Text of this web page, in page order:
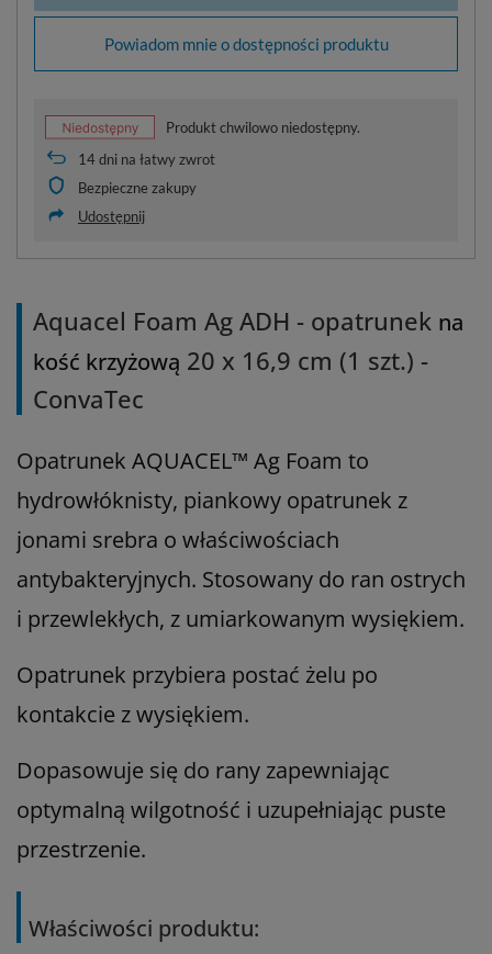
Powiadom mnie o dostępności produktu
Produkt chwilowo niedostępny.
14dni na łatwy zwrot
Bezpieczne zakupy
Udostępnij
Aquacel Foam Ag ADH - opatrunek na
kość krzyżową 20 x 16,9 cm (1 szt.) -
ConvaTec
Opatrunek AQUACEL™ Ag Foam to
hydrowłóknisty, piankowy opatrunek z
jonami srebra o właściwościach
antybakteryjnych. Stosowany do ran ostrych
i przewlekłych, z umiarkowanym wysiękiem.
Opatrunek przybiera postać żelu po
kontakcie z wysiękiem.
Dopasowuje się do rany zapewniając
optymalną wilgotność i uzupełniając puste
przestrzenie.
Właściwości produktu: